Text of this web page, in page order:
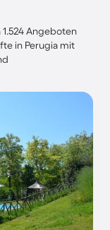
Angeboten
in Perugia mit